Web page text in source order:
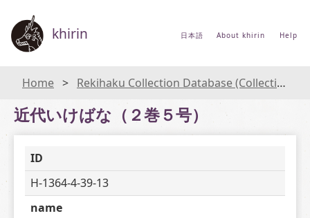
khirin 日本語 About khirin Help
Home Rekihaku Collection Database (Collections Database of the National Museum of Japanese History)
近代いけばな（２巻５号）
ID
H-1364-4-39-13
name